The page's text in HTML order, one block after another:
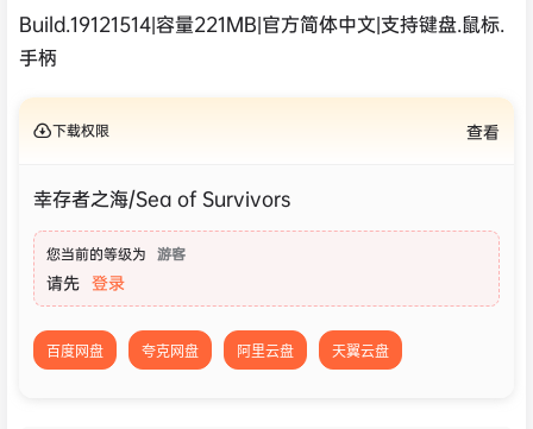
Build.19121514|容量221MB|官方简体中文|支持键盘.鼠标.
手柄
下载权限 查看
幸存者之海/Sea of Survivors
您当前的等级为 游客
请先 登录
百度网盘 夸克网盘 阿里云盘 天翼云盘